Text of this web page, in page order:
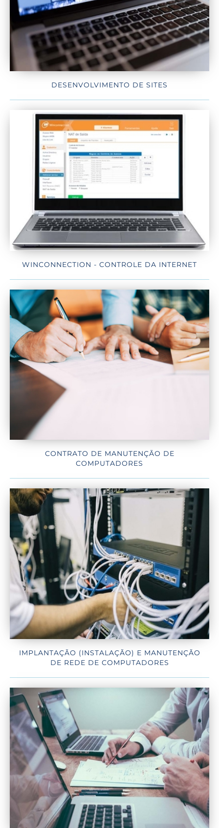
DESENVOLVIMENTO DE SITES
WINCONNECTION - CONTROLE DA INTERNET
CONTRATO DE MANUTENÇÃO DE
COMPUTADORES
IMPLANTAÇÃO (INSTALAÇÃO) E MANUTENÇÃO
DE REDE DE COMPUTADORES